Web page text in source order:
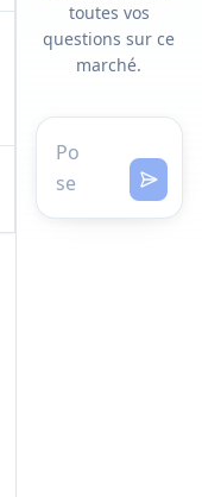
toutes vos
questions sur ce
marché.